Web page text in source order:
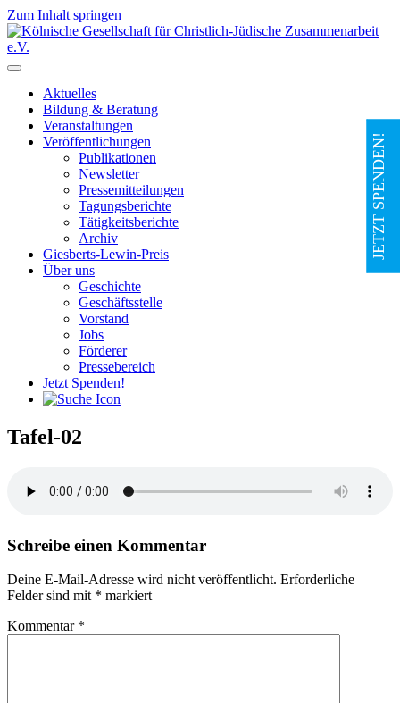
Zum Inhalt springen
Hauptnavigation
Aktuelles
Bildung & Beratung
Veranstaltungen
Veröffentlichungen
Publikationen
Newsletter
Pressemitteilungen
Tagungsberichte
Tätigkeitsberichte
Archiv
Giesberts-Lewin-Preis
Über uns
Geschichte
Geschäftsstelle
Vorstand
Jobs
Förderer
Pressebereich
Jetzt Spenden!
Tafel-02
Schreibe einen Kommentar
Deine E-Mail-Adresse wird nicht veröffentlicht. Erforderliche
Felder sind mit * markiert
Kommentar *
JETZT SPENDEN!